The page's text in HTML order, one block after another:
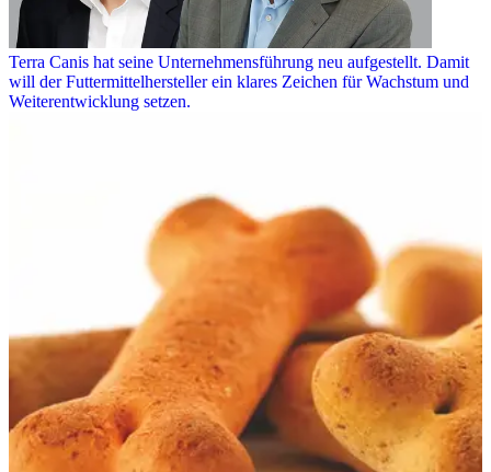
Terra Canis hat seine Unternehmensführung neu aufgestellt. Damit
will der Futtermittelhersteller ein klares Zeichen für Wachstum und
Weiterentwicklung setzen.